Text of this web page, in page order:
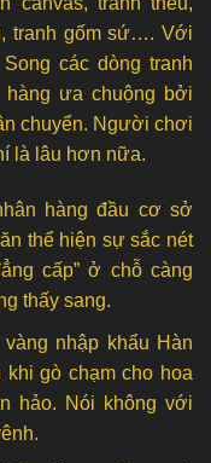
tranh gốm sứ…. Với
các dòng tranh
ưa chuộng bởi
chuyển. Người chơi
là lâu hơn nữa.
hàng đầu cơ sở
thể hiện sự sắc nét
cấp” ở chỗ càng
thấy sang.
nhập khẩu Hàn
khi gò chạm cho hoa
hảo. Nói không với